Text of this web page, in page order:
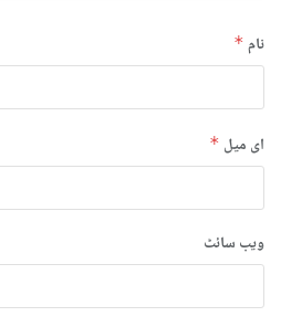
نام *
ای میل *
ویب‌ سائٹ